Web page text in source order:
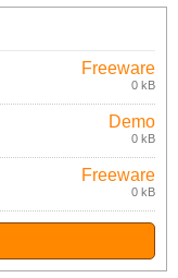
Freeware
0 kB
Demo
0 kB
Freeware
0 kB